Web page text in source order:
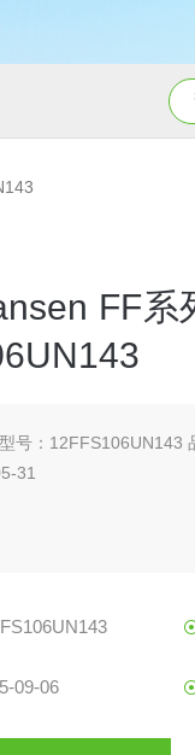
5347信德迈
FF
号：12FFS106UN143
31
09-06